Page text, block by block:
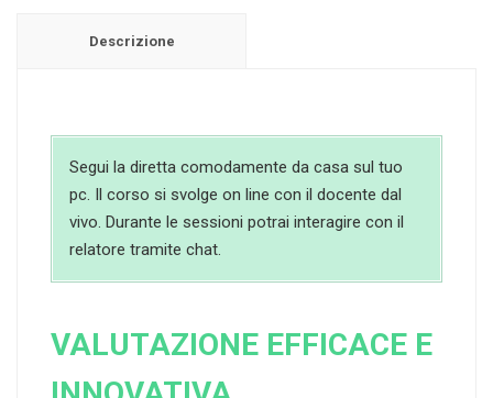
Descrizione
Segui la diretta comodamente da casa sul tuo
pc. Il corso si svolge on line con il docente dal
vivo. Durante le sessioni potrai interagire con il
relatore tramite chat.
VALUTAZIONE EFFICACE E